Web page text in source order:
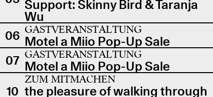
Support: Skinny Bird & Taranja
Wu
06 GASTVERANSTALTUNG
Motel a Miio Pop-Up Sale
07 GASTVERANSTALTUNG
Motel a Miio Pop-Up Sale
10
ZUM MITMACHEN
the pleasure of walking through